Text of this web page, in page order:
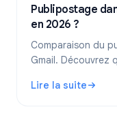
Publipostage
en 2026 ?
Comparaison du
Gmail. Découvrez
Gmail est le
Lire la suite
: Publipostage